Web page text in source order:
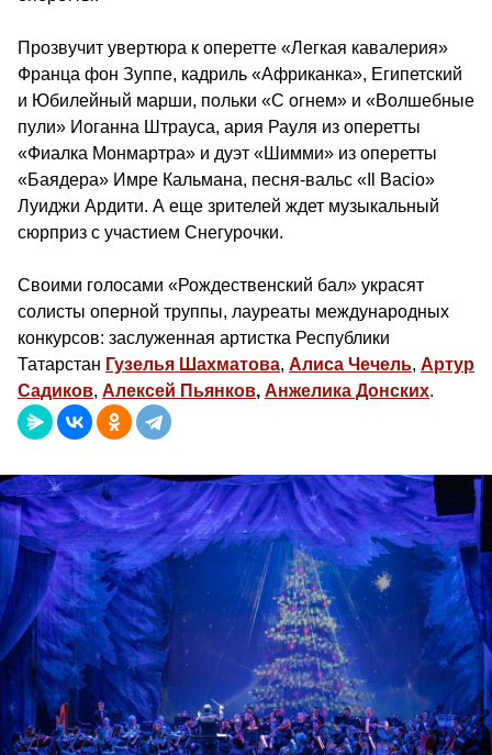
Прозвучит увертюра к оперетте «Легкая кавалерия»
Франца фон Зуппе, кадриль «Африканка», Египетский
и Юбилейный марши, польки «С огнем» и «Волшебные
пули» Иоганна Штрауса, ария Рауля из оперетты
«Фиалка Монмартра» и дуэт «Шимми» из оперетты
«Баядера» Имре Кальмана, песня-вальс «Il Bacio»
Луиджи Ардити. А еще зрителей ждет музыкальный
сюрприз с участием Снегурочки.
Своими голосами «Рождественский бал» украсят
солисты оперной труппы, лауреаты международных
конкурсов: заслуженная артистка Республики
Татарстан Гузелья Шахматова, Алиса Чечель, Артур
Садиков, Алексей Пьянков, Анжелика Донских.